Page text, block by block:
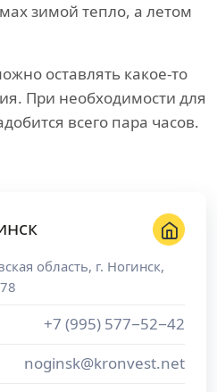
зимой тепло, а летом
оставлять какое-то
При необходимости для
всего пара часов.
область, г. Ногинск,
+7 (995) 577−52−42
noginsk@kronvest.net